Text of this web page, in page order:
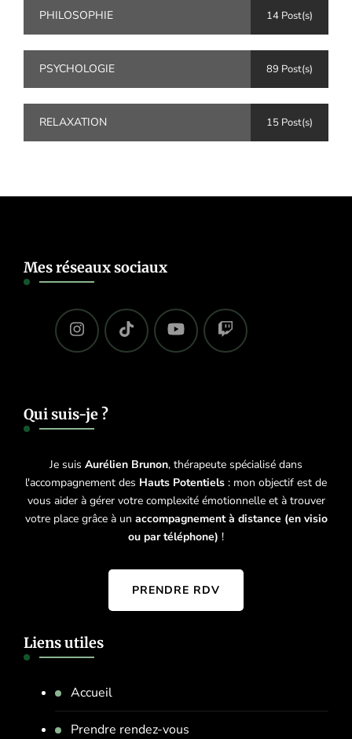
PHILOSOPHIE 14 Post(s)
PSYCHOLOGIE 89 Post(s)
RELAXATION 15 Post(s)
Mes réseaux sociaux
Qui suis-je ?
Je suis Aurélien Brunon, thérapeute spécialisé dans
l'accompagnement des Hauts Potentiels : mon objectif est de
vous aider à gérer votre complexité émotionnelle et à trouver
votre place grâce à un accompagnement à distance (en visio
ou par téléphone) !
PRENDRE RDV
Liens utiles
Accueil
Prendre rendez-vous